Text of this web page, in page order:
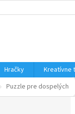
Hračky Kreatívne
Puzzle pre dospelých